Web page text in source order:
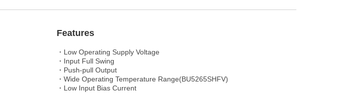
Features
・Low Operating Supply Voltage
・Input Full Swing
・Push-pull Output
・Wide Operating Temperature Range(BU5265SHFV)
・Low Input Bias Current